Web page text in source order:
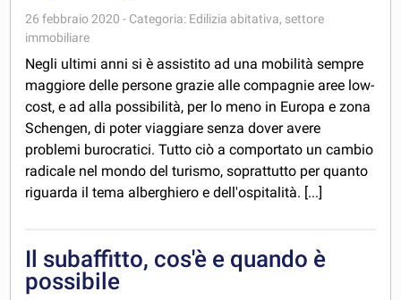
26 febbraio 2020 - Categoria: Edilizia abitativa, settore
immobiliare
Negli ultimi anni si è assistito ad una mobilità sempre
maggiore delle persone grazie alle compagnie aree low-
cost, e ad alla possibilità, per lo meno in Europa e zona
Schengen, di poter viaggiare senza dover avere
problemi burocratici. Tutto ciò a comportato un cambio
radicale nel mondo del turismo, soprattutto per quanto
riguarda il tema alberghiero e dell'ospitalità. [...]
Il subaffitto, cos'è e quando è
possibile